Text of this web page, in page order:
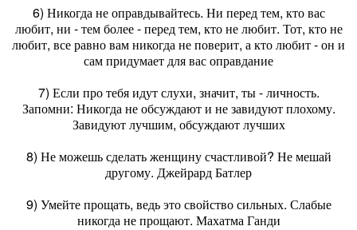
6) Никогда не оправдывайтесь. Ни перед тем, кто вас
любит, ни - тем более - перед тем, кто не любит. Тот, кто не
любит, все равно вам никогда не поверит, а кто любит - он и
сам придумает для вас оправдание
7) Если про тебя идут слухи, значит, ты - личность.
Запомни: Никогда не обсуждают и не завидуют плохому.
Завидуют лучшим, обсуждают лучших
8) Не можешь сделать женщину счастливой? Не мешай
другому. Джейрард Батлер
9) Умейте прощать, ведь это свойство сильных. Слабые
никогда не прощают. Махатма Ганди